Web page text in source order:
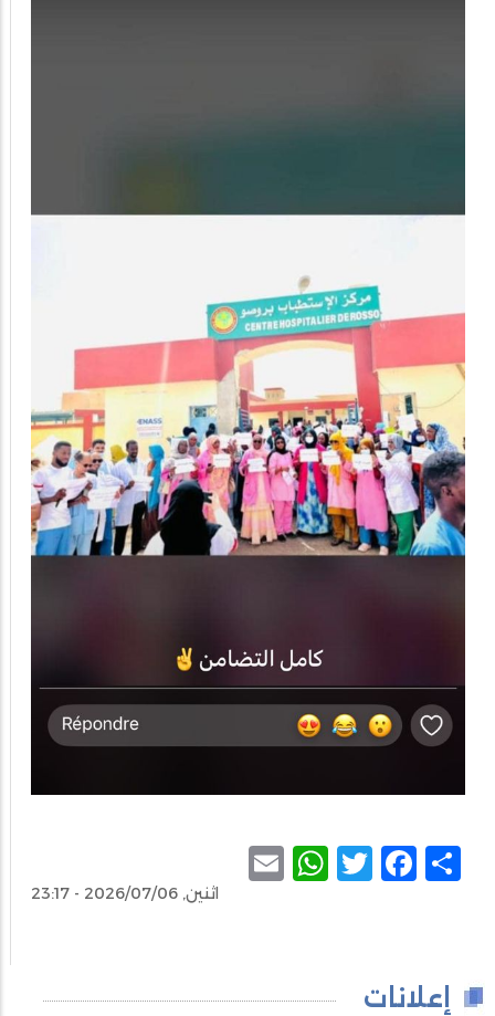
Share
Facebook
Twitter
WhatsApp
اثنين, 2026/07/06 - 23:17
إعلانات